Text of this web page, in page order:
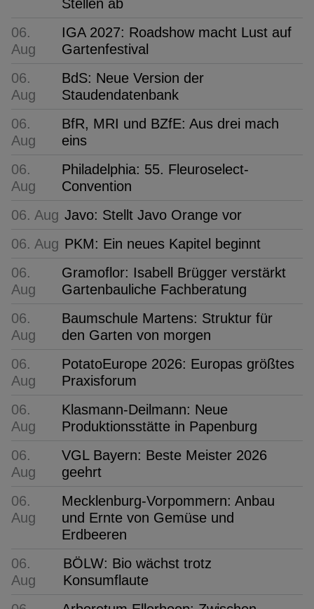
Stellen ab
06.
Aug
IGA 2027: Roadshow macht Lust auf
Gartenfestival
06.
Aug
BdS: Neue Version der
Staudendatenbank
06.
Aug
BfR, MRI und BZfE: Aus drei mach
eins
06.
Aug
Philadelphia: 55. Fleuroselect-
Convention
06. Aug Javo: Stellt Javo Orange vor
06. Aug PKM: Ein neues Kapitel beginnt
06.
Aug
Gramoflor: Isabell Brügger verstärkt
Gartenbauliche Fachberatung
06.
Aug
Baumschule Martens: Struktur für
den Garten von morgen
06.
Aug
PotatoEurope 2026: Europas größtes
Praxisforum
06.
Aug
Klasmann-Deilmann: Neue
Produktionsstätte in Papenburg
06.
Aug
VGL Bayern: Beste Meister 2026
geehrt
06.
Aug
Mecklenburg-Vorpommern: Anbau
und Ernte von Gemüse und
Erdbeeren
06.
Aug
BÖLW: Bio wächst trotz
Konsumflaute